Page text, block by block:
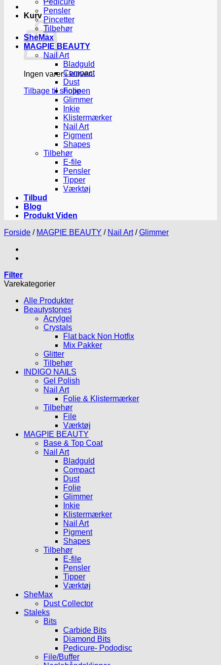
Kurv
Ingen varer i kurven.
Tilbage til shoppen
Pedicure
Pensler
Pincetter
Tilbehør
SheMax
MAGPIE BEAUTY
Nail Art
Bladguld
Compact
Dust
Folie
Glimmer
Inkie
Klistermærker
Nail Art
Pigment
Shapes
Tilbehør
E-file
Pensler
Tipper
Værktøj
Tilbud
Blog
Produkt Viden
Forside / MAGPIE BEAUTY / Nail Art / Glimmer
Filter
Varekategorier
Alle Produkter
Beautystones
Acrylgel
Crystals
Flat back Non Hotfix
Mix Pakker
Glitter
Tilbehør
INDIGO NAILS
Gel Polish
Nail Art
Folie & Klistermærker
Tilbehør
File
Værktøj
MAGPIE BEAUTY
Base & Top Coat
Nail Art
Bladguld
Compact
Dust
Folie
Glimmer
Inkie
Klistermærker
Nail Art
Pigment
Shapes
Tilbehør
E-file
Pensler
Tipper
Værktøj
SheMax
Dust Collector
Staleks
Bits
Carbide Bits
Diamond Bits
Pedicure- Pododisc
File/Buffer